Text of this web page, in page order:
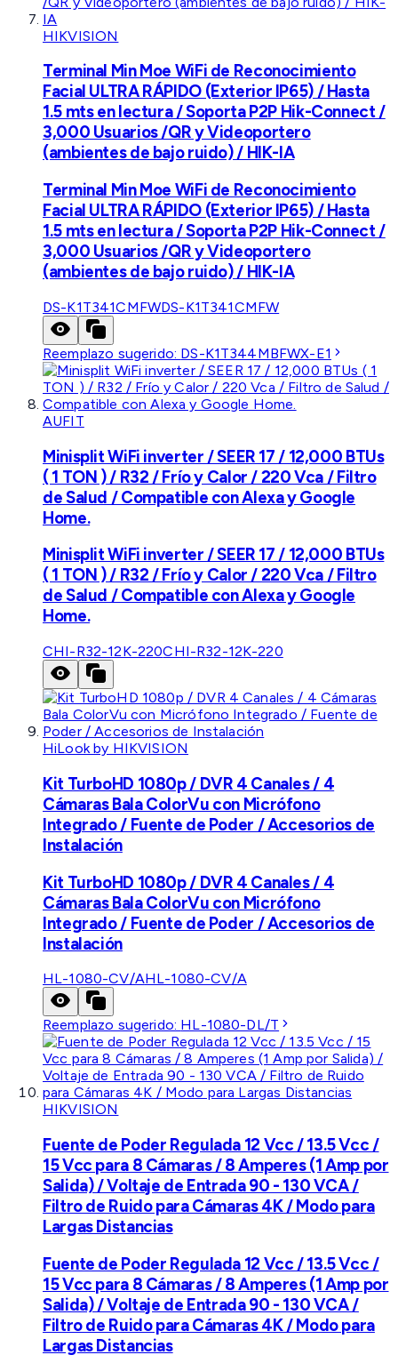
HIKVISION
Terminal Min Moe WiFi de Reconocimiento
Facial ULTRA RÁPIDO (Exterior IP65) / Hasta
1.5 mts en lectura / Soporta P2P Hik-Connect /
3,000 Usuarios /QR y Videoportero
(ambientes de bajo ruido) / HIK-IA
Terminal Min Moe WiFi de Reconocimiento
Facial ULTRA RÁPIDO (Exterior IP65) / Hasta
1.5 mts en lectura / Soporta P2P Hik-Connect /
3,000 Usuarios /QR y Videoportero
(ambientes de bajo ruido) / HIK-IA
DS-K1T341CMFWDS-K1T341CMFW
Reemplazo sugerido: DS-K1T344MBFWX-E1
AUFIT
Minisplit WiFi inverter / SEER 17 / 12,000 BTUs
( 1 TON ) / R32 / Frío y Calor / 220 Vca / Filtro
de Salud / Compatible con Alexa y Google
Home.
Minisplit WiFi inverter / SEER 17 / 12,000 BTUs
( 1 TON ) / R32 / Frío y Calor / 220 Vca / Filtro
de Salud / Compatible con Alexa y Google
Home.
CHI-R32-12K-220CHI-R32-12K-220
HiLook by HIKVISION
Kit TurboHD 1080p / DVR 4 Canales / 4
Cámaras Bala ColorVu con Micrófono
Integrado / Fuente de Poder / Accesorios de
Instalación
Kit TurboHD 1080p / DVR 4 Canales / 4
Cámaras Bala ColorVu con Micrófono
Integrado / Fuente de Poder / Accesorios de
Instalación
HL-1080-CV/AHL-1080-CV/A
Reemplazo sugerido: HL-1080-DL/T
HIKVISION
Fuente de Poder Regulada 12 Vcc / 13.5 Vcc /
15 Vcc para 8 Cámaras / 8 Amperes (1 Amp por
Salida) / Voltaje de Entrada 90 - 130 VCA /
Filtro de Ruido para Cámaras 4K / Modo para
Largas Distancias
Fuente de Poder Regulada 12 Vcc / 13.5 Vcc /
15 Vcc para 8 Cámaras / 8 Amperes (1 Amp por
Salida) / Voltaje de Entrada 90 - 130 VCA /
Filtro de Ruido para Cámaras 4K / Modo para
Largas Distancias